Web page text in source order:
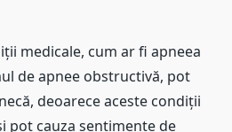
medicale, cum ar fi apneea
de apnee obstructivă, pot
deoarece aceste condiții
pot cauza sentimente de